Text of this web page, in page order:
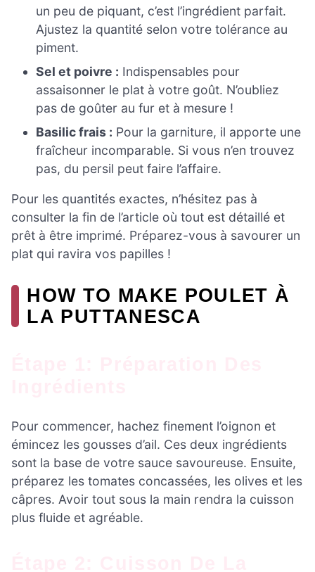
un peu de piquant, c’est l’ingrédient parfait.
Ajustez la quantité selon votre tolérance au
piment.
Sel et poivre : Indispensables pour
assaisonner le plat à votre goût. N’oubliez
pas de goûter au fur et à mesure !
Basilic frais : Pour la garniture, il apporte une
fraîcheur incomparable. Si vous n’en trouvez
pas, du persil peut faire l’affaire.
Pour les quantités exactes, n’hésitez pas à
consulter la fin de l’article où tout est détaillé et
prêt à être imprimé. Préparez-vous à savourer un
plat qui ravira vos papilles !
HOW TO MAKE POULET À
LA PUTTANESCA
Pour commencer, hachez finement l’oignon et
émincez les gousses d’ail. Ces deux ingrédients
sont la base de votre sauce savoureuse. Ensuite,
préparez les tomates concassées, les olives et les
câpres. Avoir tout sous la main rendra la cuisson
plus fluide et agréable.